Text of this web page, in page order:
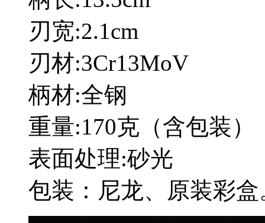
刃宽:2.1cm
刃材:3Cr13MoV
柄材:全钢
重量:170克（含包装）
表面处理:砂光
包装：尼龙、原装彩盒